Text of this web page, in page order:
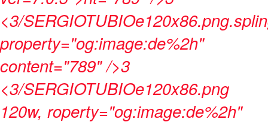
<3/
property="og:image:de%2h"
content="789" />3
<3/SERGIOTUBIOe120x86.png
120w, roperty="og:image:de%2h"